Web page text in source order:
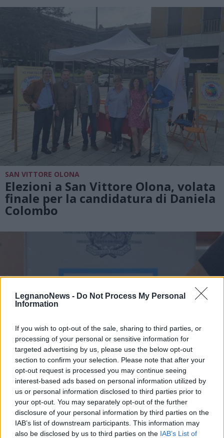
LegnanoNews - Do Not Process My Personal
Information
If you wish to opt-out of the sale, sharing to third parties, or
processing of your personal or sensitive information for
targeted advertising by us, please use the below opt-out
section to confirm your selection. Please note that after your
opt-out request is processed you may continue seeing
interest-based ads based on personal information utilized by
us or personal information disclosed to third parties prior to
your opt-out. You may separately opt-out of the further
disclosure of your personal information by third parties on the
IAB’s list of downstream participants. This information may
also be disclosed by us to third parties on the IAB’s List of
SAN VITTORE OLONA
Elezioni a San Vittore Olona, volata
finale per la candidatura di Daniela
Colombo
BUSTO GAROLFO
Elezioni a Busto Garolfo, intervista
“a quattro” ai candidati sindaco